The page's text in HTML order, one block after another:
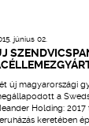
június 02.
új magyarországi
a
Holding:
keretében